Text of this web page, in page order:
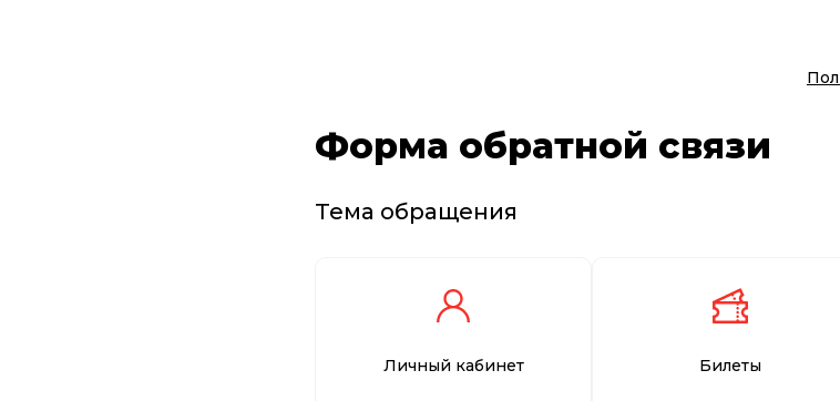
Форма обратной связи
Тема обращения
Личный кабинет Билеты